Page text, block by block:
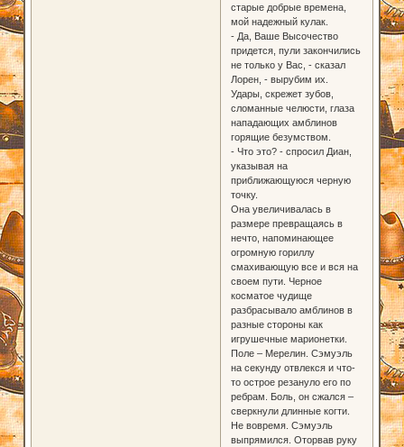
старые добрые времена,
мой надежный кулак.
- Да, Ваше Высочество
придется, пули закончились
не только у Вас, - сказал
Лорен, - вырубим их.
Удары, скрежет зубов,
сломанные челюсти, глаза
нападающих амблинов
горящие безумством.
- Что это? - спросил Диан,
указывая на
приближающуюся черную
точку.
Она увеличивалась в
размере превращаясь в
нечто, напоминающее
огромную гориллу
смахивающую все и вся на
своем пути. Черное
косматое чудище
разбрасывало амблинов в
разные стороны как
игрушечные марионетки.
Поле – Мерелин. Сэмуэль
на секунду отвлекся и что-
то острое резануло его по
ребрам. Боль, он сжался –
сверкнули длинные когти.
Не вовремя. Сэмуэль
выпрямился. Оторвав руку